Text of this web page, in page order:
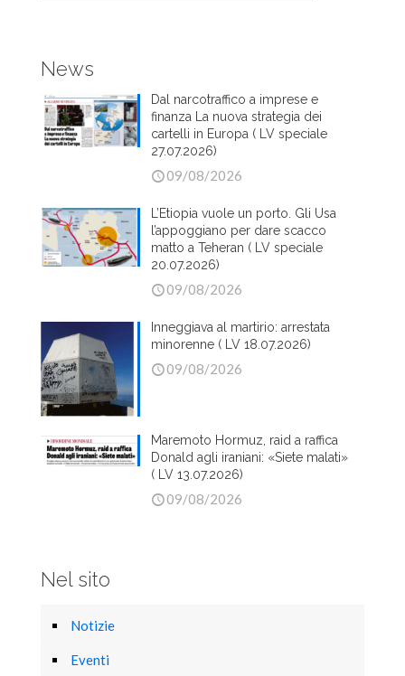
News
Dal narcotraffico a imprese e
finanza La nuova strategia dei
cartelli in Europa ( LV speciale
27.07.2026)
09/08/2026
L’Etiopia vuole un porto. Gli Usa
l’appoggiano per dare scacco
matto a Teheran ( LV speciale
20.07.2026)
09/08/2026
Inneggiava al martirio: arrestata
minorenne ( LV 18.07.2026)
09/08/2026
Maremoto Hormuz, raid a raffica
Donald agli iraniani: «Siete malati»
( LV 13.07.2026)
09/08/2026
Nel sito
Notizie
Eventi